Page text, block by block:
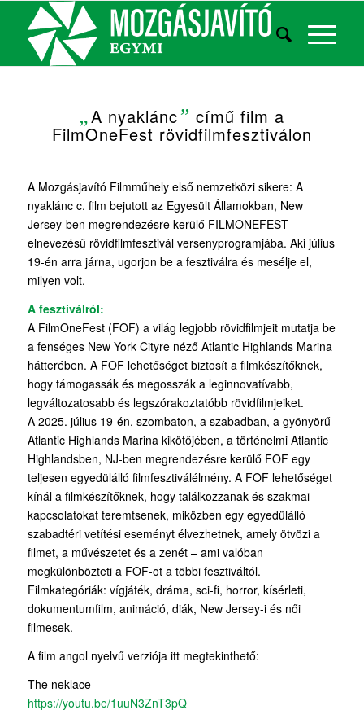
„A nyaklánc” című film a
FilmOneFest rövidfilmfesztiválon
A Mozgásjavító Filmműhely első nemzetközi sikere: A
nyaklánc c. film bejutott az Egyesült Államokban, New
Jersey-ben megrendezésre kerülő FILMONEFEST
elnevezésű rövidfilmfesztivál versenyprogramjába. Aki július
19-én arra járna, ugorjon be a fesztiválra és mesélje el,
milyen volt.
A fesztiválról:
A FilmOneFest (FOF) a világ legjobb rövidfilmjeit mutatja be
a fenséges New York Cityre néző Atlantic Highlands Marina
hátterében. A FOF lehetőséget biztosít a filmkészítőknek,
hogy támogassák és megosszák a leginnovatívabb,
legváltozatosabb és legszórakoztatóbb rövidfilmjeiket.
A 2025. július 19-én, szombaton, a szabadban, a gyönyörű
Atlantic Highlands Marina kikötőjében, a történelmi Atlantic
Highlandsben, NJ-ben megrendezésre kerülő FOF egy
teljesen egyedülálló filmfesztiválélmény. A FOF lehetőséget
kínál a filmkészítőknek, hogy találkozzanak és szakmai
kapcsolatokat teremtsenek, miközben egy egyedülálló
szabadtéri vetítési eseményt élvezhetnek, amely ötvözi a
filmet, a művészetet és a zenét – ami valóban
megkülönbözteti a FOF-ot a többi fesztiváltól.
Filmkategóriák: vígjáték, dráma, sci-fi, horror, kísérleti,
dokumentumfilm, animáció, diák, New Jersey-i és női
filmesek.
A film angol nyelvű verziója itt megtekinthető:
The neklace
https://youtu.be/1uuN3ZnT3pQ